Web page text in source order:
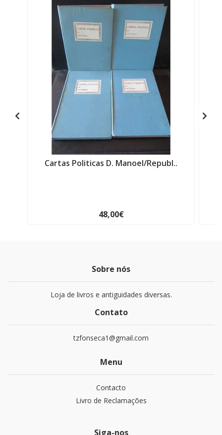
Cartas Politicas D. Manoel/Republ..
48,00€
Sobre nós
Loja de livros e antiguidades diversas.
Contato
tzfonseca1@gmail.com
Menu
Contacto
Livro de Reclamações
Siga-nos